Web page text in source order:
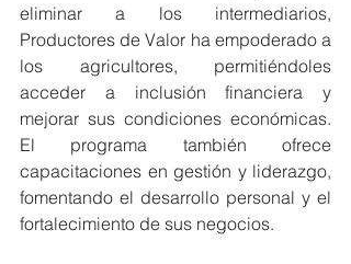
eliminar a los intermediarios,
Productores de Valor ha empoderado a
los agricultores, permitiéndoles
acceder a inclusión financiera y
mejorar sus condiciones económicas.
El programa también ofrece
capacitaciones en gestión y liderazgo,
fomentando el desarrollo personal y el
fortalecimiento de sus negocios.